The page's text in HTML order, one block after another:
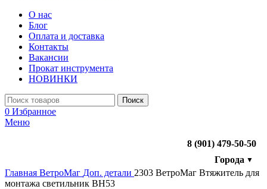
О нас
Блог
Оплата и доставка
Контакты
Вакансии
Прокат инструмента
НОВИНКИ
Поиск
0 Избранное
Меню
8 (901) 479-50-50
Города ▼
Главная ВетроМаг Доп. детали 2303 ВетроМаг Втяжитель для
монтажа светильник BH53